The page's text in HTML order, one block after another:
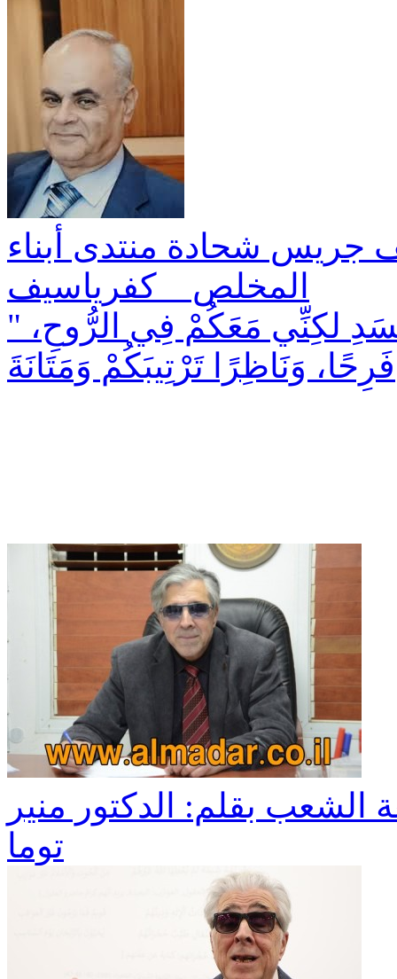
جريس شحادة منتدى أبناء
المخلص _ كفرياسيف
" فَإِنِّي وَإِنْ كُنْتُ غَائِبًا فِي الْجَسَدِ لكِنِّي مَعَكُمْ فِي الرُّوحِ،
فَرِحًا، وَنَاظِرًا تَرْتِيبَكُمْ وَمَتَانَةَ
الشعب بقلم: الدكتور منير
توما